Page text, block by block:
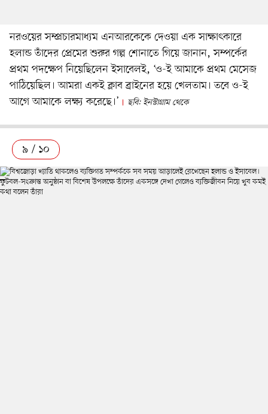
নরওয়ের সম্প্রচারমাধ্যম এনআরকেকে দেওয়া এক সাক্ষাৎকারে
হলান্ড তাঁদের প্রেমের শুরুর গল্প শোনাতে গিয়ে জানান, সম্পর্কের
প্রথম পদক্ষেপ নিয়েছিলেন ইসাবেলই, ‘ও-ই আমাকে প্রথম মেসেজ
পাঠিয়েছিল। আমরা একই ক্লাব ব্রাইনের হয়ে খেলতাম। তবে ও-ই
আগে আমাকে লক্ষ্য করেছে।’
ছবি: ইনস্টাগ্রাম থেকে
৯ / ১০